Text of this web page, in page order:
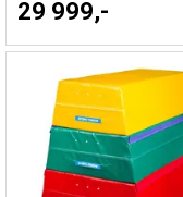
29 999,-